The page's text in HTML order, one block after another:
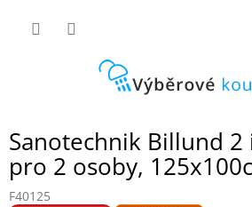
Sanotechnik Billund 2
pro 2 osoby,
F40125